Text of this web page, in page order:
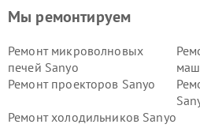
Мы ремонтируем
Ремонт микроволновых
печей Sanyo
Ремонт проекторов Sanyo
Ремонт холодильников Sanyo